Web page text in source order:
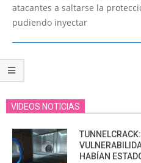
atacantes a saltarse la
pudiendo inyectar
VIDEOS NOTICIAS
HABÍAN